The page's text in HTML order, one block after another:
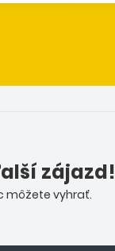
zájazd!
môžete vyhrať.